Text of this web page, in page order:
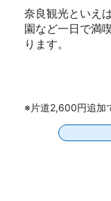
奈良観光といえ
園など一日で満
ります。
※片道2,600円追加